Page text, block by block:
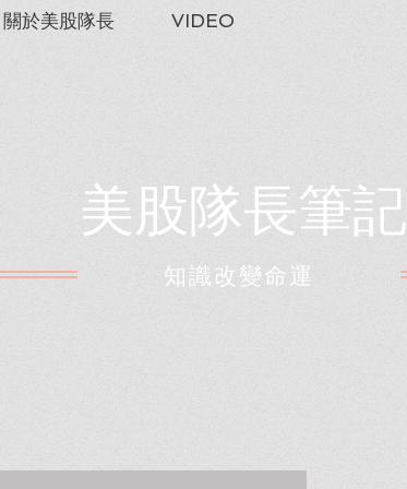
關於美股隊長 VIDEO
美股隊長筆記
​知識改變命運